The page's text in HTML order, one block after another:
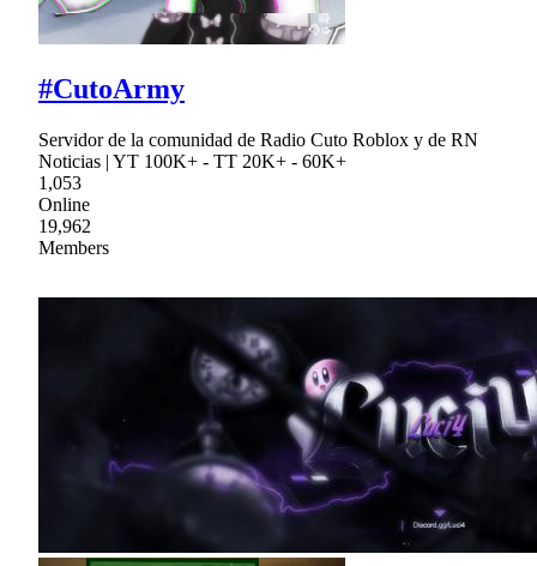
#CutoArmy
Servidor de la comunidad de Radio Cuto Roblox y de RN
Noticias | YT 100K+ - TT 20K+ - 60K+
1,053
Online
19,962
Members